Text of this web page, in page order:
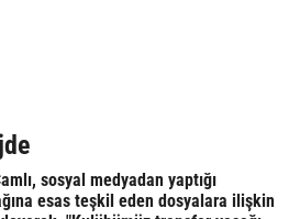
sosyal medyadan yaptığı
esas teşkil eden dosyalara ilişkin